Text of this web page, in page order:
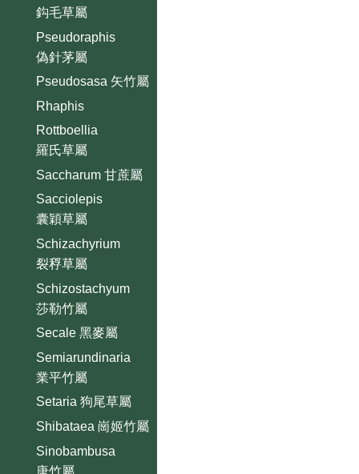
鈎毛草屬
Pseudoraphis
偽針茅屬
Pseudosasa 矢竹屬
Rhaphis
Rottboellia
羅氏草屬
Saccharum 甘蔗屬
Sacciolepis
囊穎草屬
Schizachyrium
裂稃草屬
Schizostachyum
莎勒竹屬
Secale 黑麥屬
Semiarundinaria
業平竹屬
Setaria 狗尾草屬
Shibataea 崗姬竹屬
Sinobambusa
唐竹屬